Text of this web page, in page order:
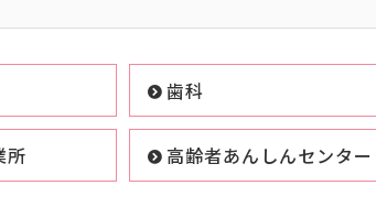
歯科
所 高齢者あんしんセンター